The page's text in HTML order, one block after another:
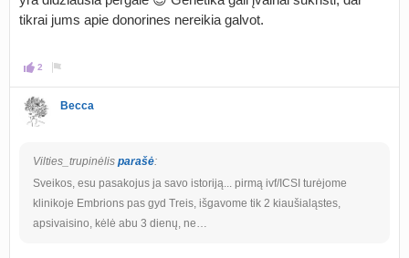
tikrai jums apie donorines nereikia galvot.
2
Becca
Vilties_trupinėlis parašė:
Sveikos, esu pasakojus ja savo istoriją... pirmą ivf/ICSI turėjome
klinikoje Embrions pas gyd Treis, išgavome tik 2 kiaušialąstes,
apsivaisino, kėlė abu 3 dienų, ne…